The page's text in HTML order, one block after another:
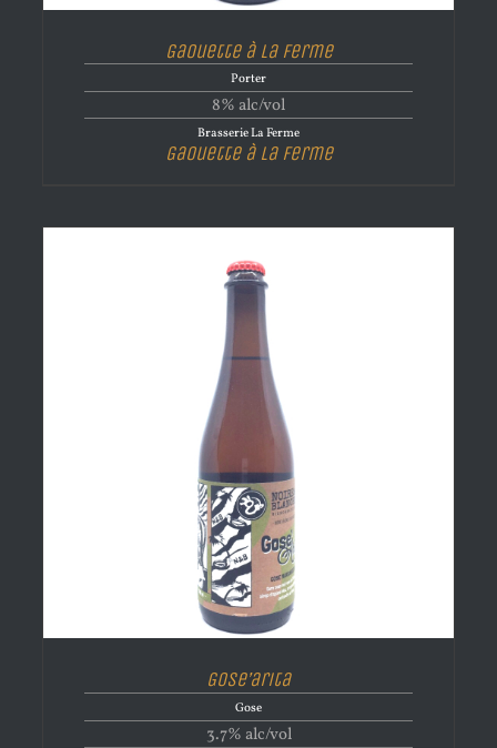
Gaouette à La Ferme
Porter
8% alc/vol
Brasserie La Ferme
Gaouette à La Ferme
Gose’arita
Gose
3.7% alc/vol